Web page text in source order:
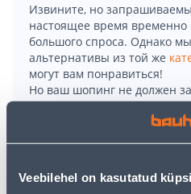
Veebilehel on kasutatud
Извините, но
настоящее время временно
большого спроса. Однако
альтернативы из той же
могут вам понравиться!
Но ваш шопинг не должен
можете продолжить свои
или